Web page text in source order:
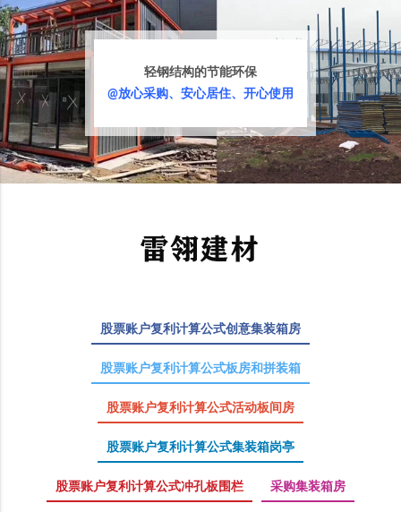
轻钢结构的节能环保
@放心采购、安心居住、开心使用
股票账户复利计算公式创意集装箱房
股票账户复利计算公式板房和拼装箱
股票账户复利计算公式活动板间房
股票账户复利计算公式集装箱岗亭
股票账户复利计算公式冲孔板围栏 采购集装箱房